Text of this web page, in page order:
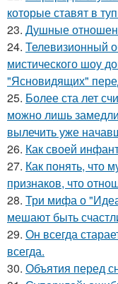
которые ставят в
23. Душные
24. Телевизионный
мистического шоу
"Ясновидящих"
25. Более ста лет
можно лишь
вылечить уже
26. Как своей
27. Как понять, что
признаков, что
28. Три мифа о
мешают быть
29. Он всегда
всегда.
30. Объятия перед